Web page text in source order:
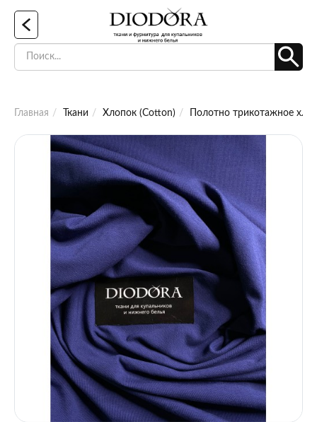
Главная Ткани Хлопок (Cotton) Полотно трикотажное